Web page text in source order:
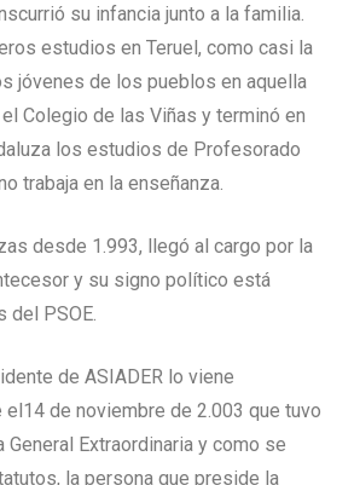
su infancia junto a la familia.
estudios en Teruel, como casi la
jóvenes de los pueblos en aquella
Colegio de las Viñas y terminó en
los estudios de Profesorado
trabaja en la enseñanza.
desde 1.993, llegó al cargo por la
y su signo político está
del PSOE.
de ASIADER lo viene
de noviembre de 2.003 que tuvo
General Extraordinaria y como se
la persona que preside la